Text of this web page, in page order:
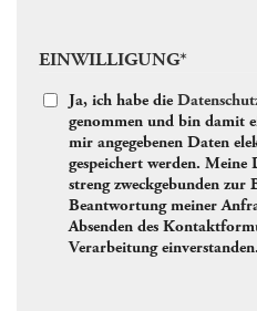
EINWILLIGUNG*
Ja, ich habe die
genommen und bin damit
mir angegebenen Daten
gespeichert werden. Meine Daten werden dabei nur
streng zweckgebunden zur
Beantwortung meiner Anfrage
Absenden des
Verarbeitung einverstanden.